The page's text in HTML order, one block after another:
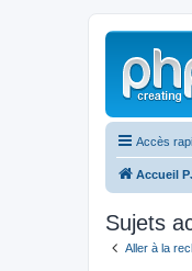
Accès
Accueil
Sujets
Aller à la